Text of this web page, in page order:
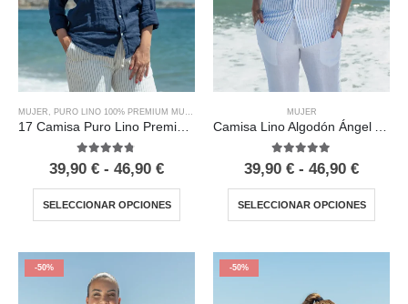
MUJER PURO LINO 100% PREMIUM MUJER
4.67 out of 5
39,90 € - 46,90 €
SELECCIONAR OPCIONES
MUJER
5.00 out of 5
39,90 € - 46,90 €
SELECCIONAR OPCIONES
-50% -50%